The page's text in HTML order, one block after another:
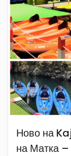
Ново на
на Матка –